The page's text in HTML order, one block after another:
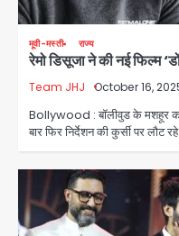
मूवी-मस्ती राज्य
रेमो डिसूजा ने की नई फिल्म
Team JHJ October 16,
Bollywood : बॉलीवुड के मशहूर
बार फिर निर्देशन की कुर्सी पर लौट